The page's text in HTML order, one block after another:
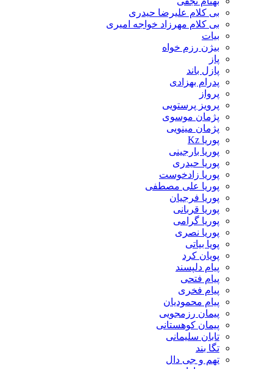
بی کلام علیرضا حیدری
بی کلام مهرزاد خواجه امیری
بیات
بیژن رزم خواه
پاز
پازل باند
پدرام بهزادی
پرواز
پرویز پرستویی
پژمان موسوی
پژمان مینویی
پوریا Kz
پوریا بارجینی
پوریا حیدری
پوریا زادخوست
پوریا علی مصطفی
پوریا فرجیان
پوریا قربانی
پوریا گرامی
پوریا نصری
پویا بیاتی
پویان کرد
پیام دلپسند
پیام فتحی
پیام فخری
پیام محمودیان
پیمان رزمجویی
پیمان کوهستانی
تابان سلیمانی
تگا بند
تهم و جی دال